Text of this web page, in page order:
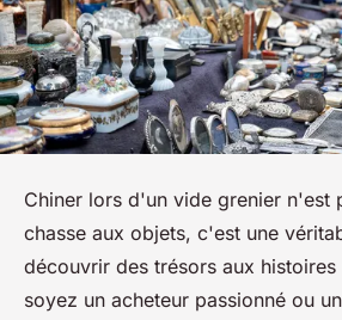
Chiner lors d'un vide grenier n'est
chasse aux objets, c'est une
découvrir des trésors aux histoires
soyez un acheteur passionné ou